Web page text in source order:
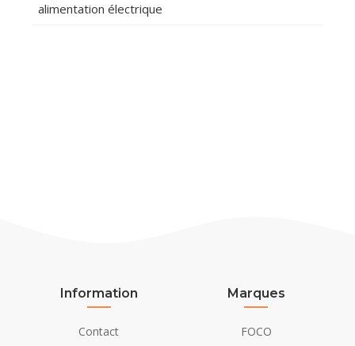
alimentation électrique
Information
Contact
Marques
FOCO